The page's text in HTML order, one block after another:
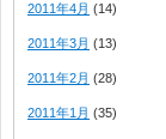
2011年4月 (14)
2011年3月 (13)
2011年2月 (28)
2011年1月 (35)